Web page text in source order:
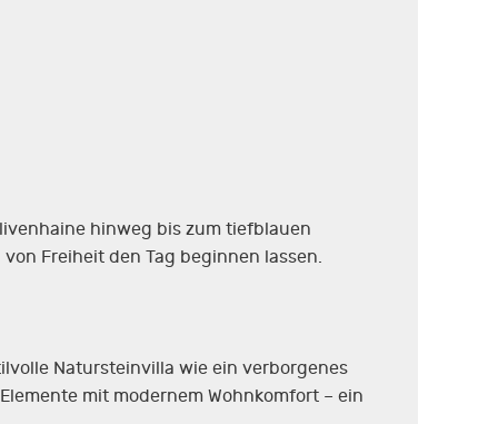
hinweg bis zum tiefblauen
Freiheit den Tag beginnen lassen.
Natursteinvilla wie ein verborgenes
mit modernem Wohnkomfort – ein